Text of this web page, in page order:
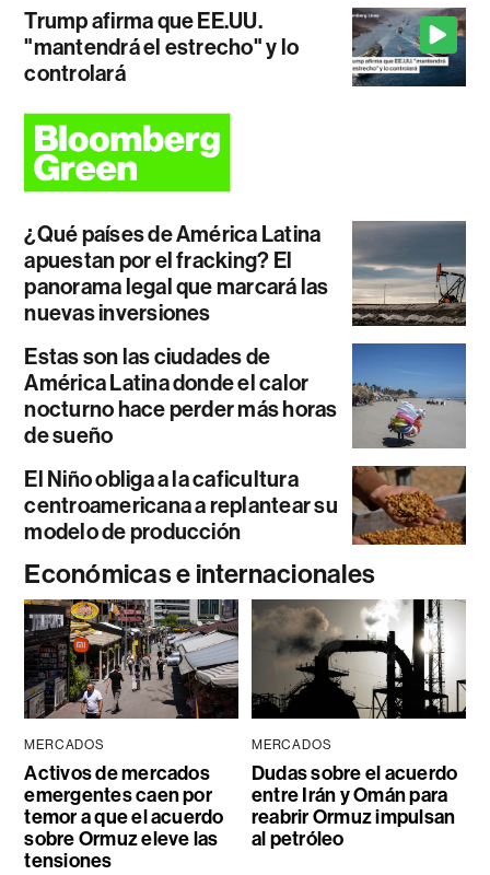
Trump afirma que EE.UU.
"mantendrá el estrecho" y lo
controlará
¿Qué países de América Latina
apuestan por el fracking? El
panorama legal que marcará las
nuevas inversiones
Estas son las ciudades de
América Latina donde el calor
nocturno hace perder más horas
de sueño
El Niño obliga a la caficultura
centroamericana a replantear su
modelo de producción
Económicas e internacionales
MERCADOS
Activos de mercados
emergentes caen por
temor a que el acuerdo
sobre Ormuz eleve las
tensiones
MERCADOS
Dudas sobre el acuerdo
entre Irán y Omán para
reabrir Ormuz impulsan
al petróleo